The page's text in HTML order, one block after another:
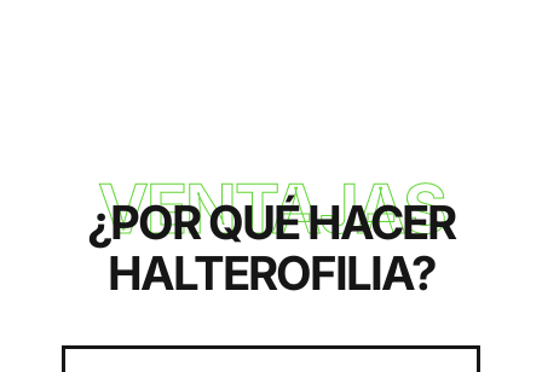
VENTAJAS
¿POR QUÉ HACER
HALTEROFILIA?